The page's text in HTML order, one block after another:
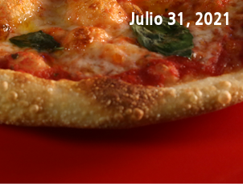
Julio 31, 2021